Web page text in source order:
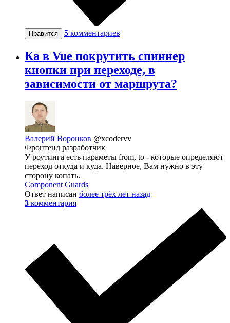
Нравится 5 комментариев
Ка в Vue покрутить спиннер
кнопки при переходе, в
зависимости от маршрута?
Валерий Воронков @xcodervv
Фронтенд разработчик
У роутинга есть параметы from, to - которые определяют
переход откуда и куда. Наверное, Вам нужно в эту
сторону копать.
Component Guards
Ответ написан более трёх лет назад
3 комментария